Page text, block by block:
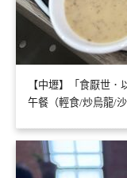
【中壢】「食厭世
午餐（輕食/炒烏龍/